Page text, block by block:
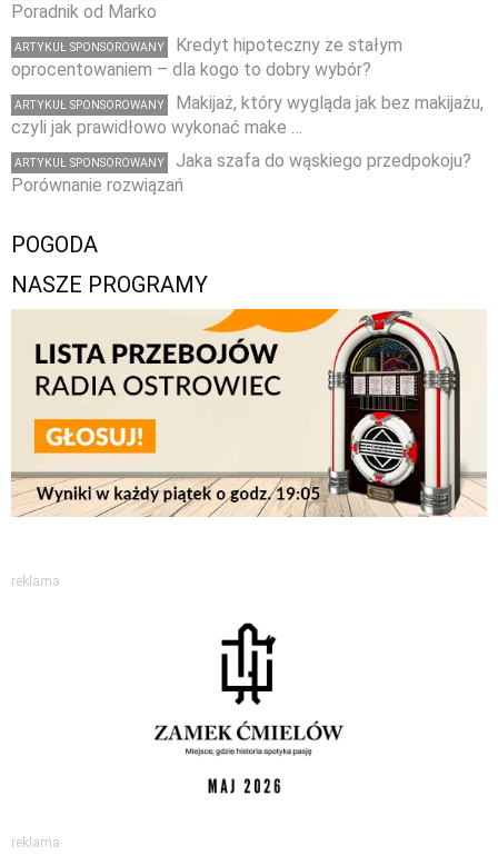
Poradnik od Marko
ARTYKUŁ SPONSOROWANY
Kredyt hipoteczny ze stałym
oprocentowaniem – dla kogo to dobry wybór?
ARTYKUŁ SPONSOROWANY
Makijaż, który wygląda jak bez makijażu,
czyli jak prawidłowo wykonać make …
ARTYKUŁ SPONSOROWANY
Jaka szafa do wąskiego przedpokoju?
Porównanie rozwiązań
POGODA
NASZE PROGRAMY
reklama
reklama